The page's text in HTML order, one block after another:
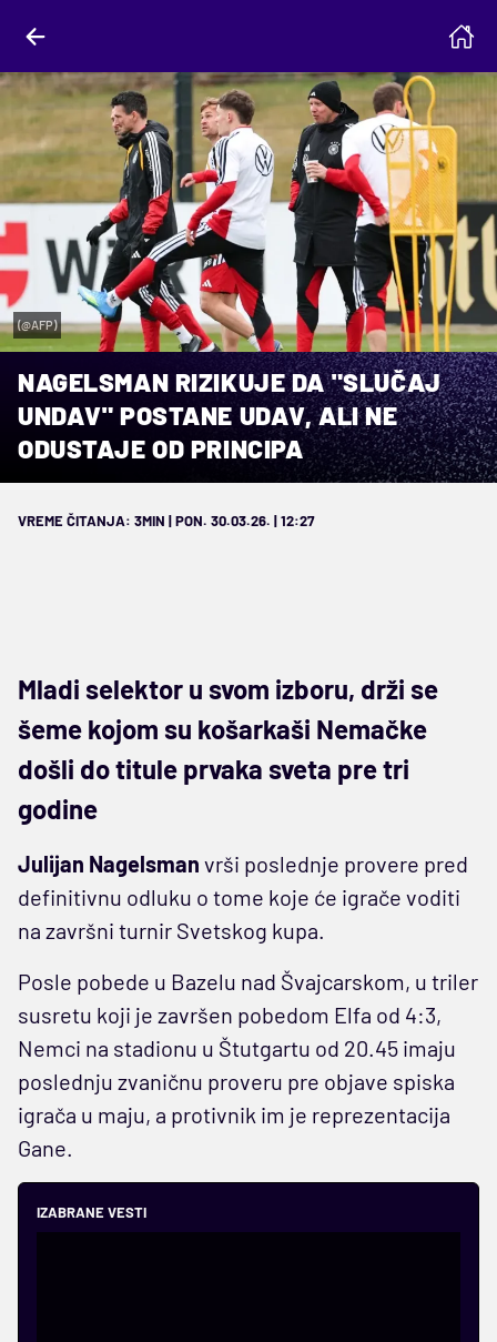
(@AFP)
NAGELSMAN RIZIKUJE DA "SLUČAJ
UNDAV" POSTANE UDAV, ALI NE
ODUSTAJE OD PRINCIPA
VREME ČITANJA: 3MIN | PON. 30.03.26. | 12:27
Mladi selektor u svom izboru, drži se
šeme kojom su košarkaši Nemačke
došli do titule prvaka sveta pre tri
godine
Julijan Nagelsman vrši poslednje provere pred
definitivnu odluku o tome koje će igrače voditi
na završni turnir Svetskog kupa.
Posle pobede u Bazelu nad Švajcarskom, u triler
susretu koji je završen pobedom Elfa od 4:3,
Nemci na stadionu u Štutgartu od 20.45 imaju
poslednju zvaničnu proveru pre objave spiska
igrača u maju, a protivnik im je reprezentacija
Gane.
IZABRANE VESTI